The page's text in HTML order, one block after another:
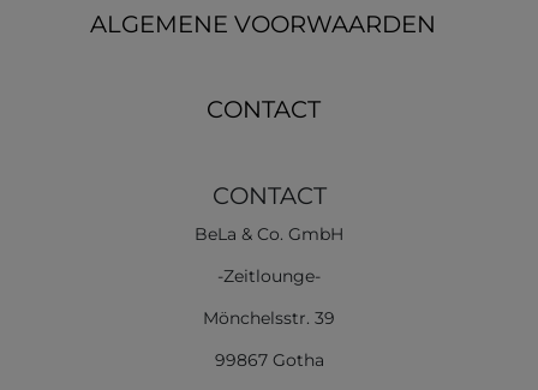
ALGEMENE VOORWAARDEN
CONTACT
CONTACT
BeLa & Co. GmbH
-Zeitlounge-
Mönchelsstr. 39
99867 Gotha